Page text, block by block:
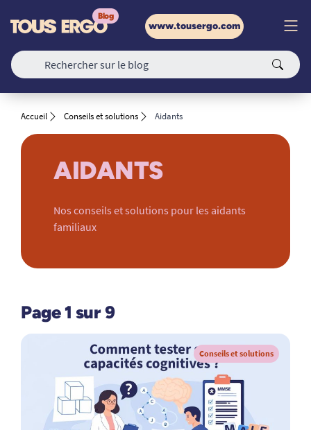
www.tousergo.com
Accueil Conseils et solutions Aidants
AIDANTS
Nos conseils et solutions pour les aidants
familiaux
Page 1 sur 9
Conseils et solutions